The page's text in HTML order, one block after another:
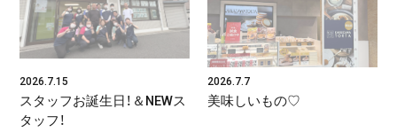
2026.7.15
スタッフお誕生日！＆NEWス
タッフ！
2026.7.7
美味しいもの♡